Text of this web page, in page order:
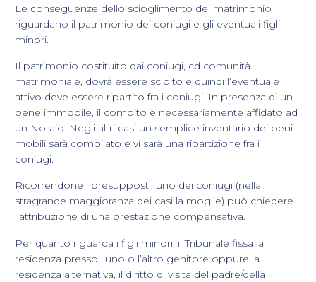
Le conseguenze dello scioglimento del matrimonio
riguardano il patrimonio dei coniugi e gli eventuali figli
minori.
Il patrimonio costituito dai coniugi, cd comunità
matrimoniale, dovrà essere sciolto e quindi l’eventuale
attivo deve essere ripartito fra i coniugi. In presenza di un
bene immobile, il compito è necessariamente affidato ad
un Notaio. Negli altri casi un semplice inventario dei beni
mobili sarà compilato e vi sarà una ripartizione fra i
coniugi.
Ricorrendone i presupposti, uno dei coniugi (nella
stragrande maggioranza dei casi la moglie) può chiedere
l’attribuzione di una prestazione compensativa.
Per quanto riguarda i figli minori, il Tribunale fissa la
residenza presso l’uno o l’altro genitore oppure la
residenza alternativa, il diritto di visita del padre/della